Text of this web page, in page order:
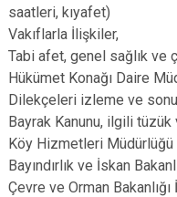
Çal
Çameli
saatleri, kıyafet)
Vakıflarla İlişkiler,
Tabi afet, genel sağlık ve
Hükümet Konağı Daire
Dilekçeleri izleme ve
Bayrak Kanunu, ilgili
Köy Hizmetleri
Bayındırlık ve İskan
Çevre ve Orman